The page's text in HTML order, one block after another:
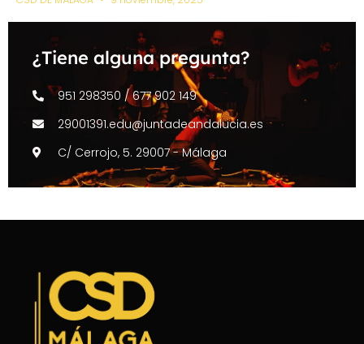
¿Tiene alguna pregunta?
951 298350 / 677 902 149
29001391.edu@juntadeandalucia.es
C/ Cerrojo, 5. 29007 - Málaga